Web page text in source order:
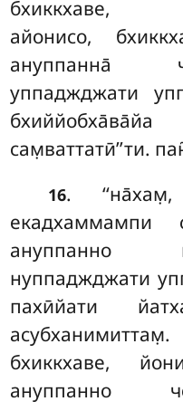
бхиккхаве,
айонисо,
ануппанна̄
уппаджджати
сам̣ваттатӣ’’ти.
16.
екадхаммампи
ануппанно
нуппаджджати
пахӣйати
бхиккхаве,
ануппанно